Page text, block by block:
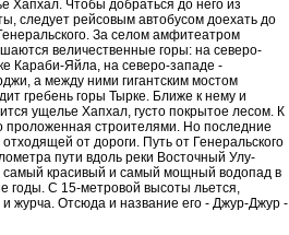
Хапхал. Чтобы добраться до него из
следует рейсовым автобусом доехать до
За селом амфитеатром
величественные горы: на северо-
Караби-Яйла, на северо-западе -
а между ними гигантским мостом
гребень горы Тырке. Ближе к нему и
ущелье Хапхал, густо покрытое лесом. К
проложенная строителями. Но последние
от дороги. Путь от Генеральского
пути вдоль реки Восточный Улу-
красивый и самый мощный водопад в
годы. С 15-метровой высоты льется,
журча. Отсюда и название его - Джур-Джур -